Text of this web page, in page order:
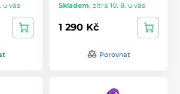
u vás Skladem, zítra 10. 8. u vás
1 290 Kč
Porovnat